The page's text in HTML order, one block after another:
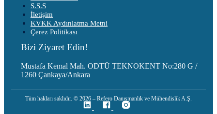
S.S.S
İletişim
KVKK Aydınlatma Metni
Çerez Politikası
Bizi Ziyaret Edin!
Mustafa Kemal Mah. ODTÜ TEKNOKENT No:280 G /
1260 Çankaya/Ankara
Tüm hakları saklıdır. © 2026 – Refero Danışmanlık ve Mühendislik A.Ş.